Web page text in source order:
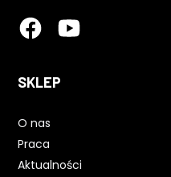
SKLEP
O nas
Praca
Aktualności